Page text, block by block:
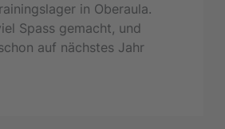
in Oberaula.
Spass gemacht, und
auf nächstes Jahr